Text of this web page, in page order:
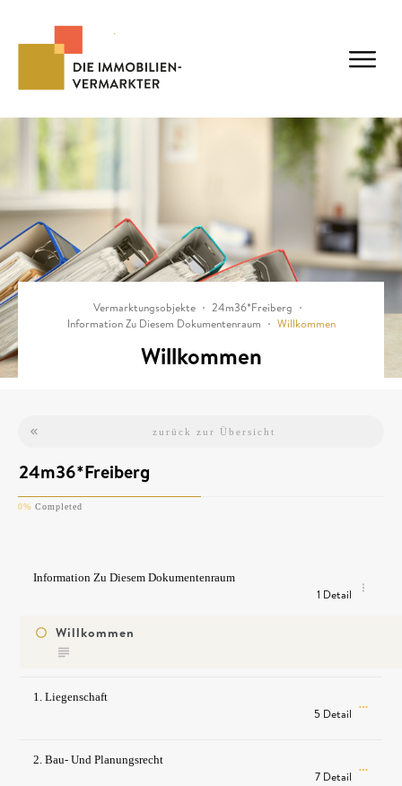
Vermarktungsobjekte
24m36*Freiberg
Information Zu Diesem Dokumentenraum
Willkommen
Willkommen
zurück zur Übersicht
24m36*Freiberg
0% Completed
Information Zu Diesem Dokumentenraum
1 Detail
Willkommen
1. Liegenschaft
5 Detail
2. Bau- Und Planungsrecht
7 Detail